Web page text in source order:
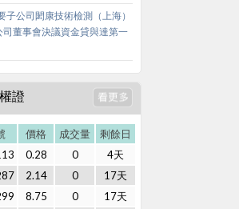
子公司閎康技術檢測（上海）
司董事會決議資金貸與達第一
證
價格 成交量
剩餘日
0.28 0
4天
2.14 0
17天
8.75 0
17天